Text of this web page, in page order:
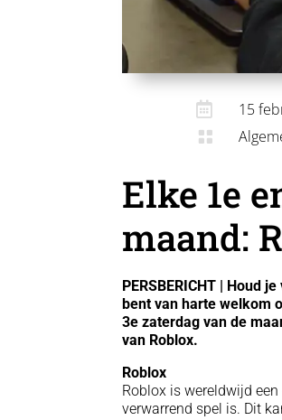
 15

Elke 1e
maand:
PERSBERICHT | Houd
bent van harte welkom
3e zaterdag van de
van Roblox.
Roblox
Roblox is wereldwijd
verwarrend spel is. Dit